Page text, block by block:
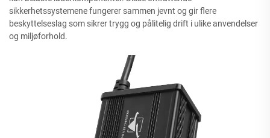
sikkerhetssystemene fungerer sammen jevnt og gir flere
beskyttelseslag som sikrer trygg og pålitelig drift i ulike anvendelser
og miljøforhold.